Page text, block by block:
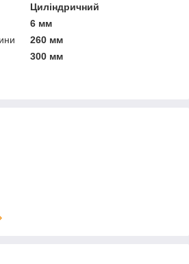
Циліндричний
6 мм
260 мм
300 мм